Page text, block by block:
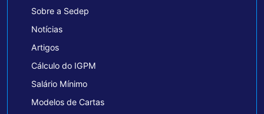
Sobre a Sedep
Notícias
Artigos
Cálculo do IGPM
Salário Mínimo
Modelos de Cartas